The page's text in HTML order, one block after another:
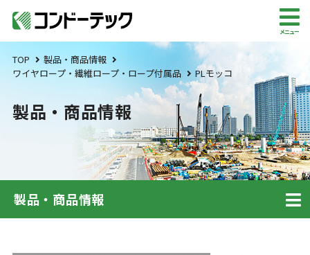
メニュー
TOP
製品・商品情報
ワイヤロープ・繊維ロープ・ロープ付属品
PLモッコ
製品・商品情報
製品・商品情報